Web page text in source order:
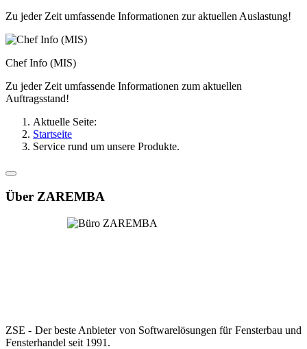
Zu jeder Zeit umfassende Informationen zur aktuellen Auslastung!
Chef Info (MIS)
Zu jeder Zeit umfassende Informationen zum aktuellen
Auftragsstand!
Aktuelle Seite:
Startseite
Service rund um unsere Produkte.
Über ZAREMBA
ZSE - Der beste Anbieter von Softwarelösungen für Fensterbau und
Fensterhandel seit 1991.